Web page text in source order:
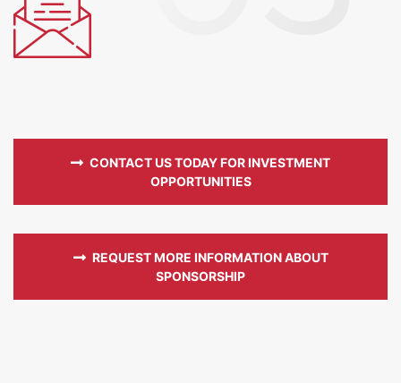
CONTACT US TODAY FOR INVESTMENT
OPPORTUNITIES
REQUEST MORE INFORMATION ABOUT
SPONSORSHIP